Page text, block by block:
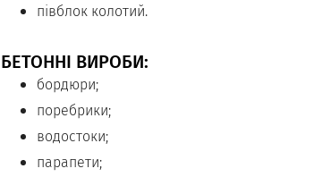
півблок колотий.
БЕТОННІ ВИРОБИ:
бордюри;
поребрики;
водостоки;
парапети;